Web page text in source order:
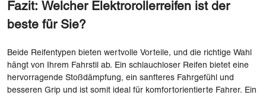
Fazit: Welcher Elektrorollerreifen ist der
beste für Sie?
Beide Reifentypen bieten wertvolle Vorteile, und die richtige Wahl
hängt von Ihrem Fahrstil ab. Ein schlauchloser Reifen bietet eine
hervorragende Stoßdämpfung, ein sanfteres Fahrgefühl und
besseren Grip und ist somit ideal für komfortorientierte Fahrer. Ein